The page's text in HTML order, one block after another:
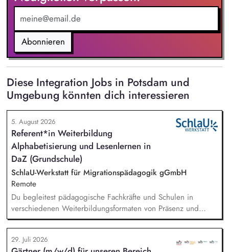
Abonnieren
Diese Integration Jobs in Potsdam und
Umgebung könnten dich interessieren
5. August 2026
Referent*in Weiterbildung
Alphabetisierung und Lesenlernen in
DaZ (Grundschule)
SchlaU-Werkstatt für Migrationspädagogik gGmbH
Remote
Du begleitest pädagogische Fachkräfte und Schulen in
verschiedenen Weiterbildungsformaten von Präsenz und
Online-Workshops bis hin zu pädogischen Tagen und erstellst
Online-Selbstlernkurse für unsere Plattform schlau-lernen.org.
Die inhaltlichen Schwerpunkte liegen dabei auf den
29. Juli 2026